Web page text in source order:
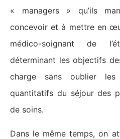
« managers » qu’ils
concevoir et à mettre en
médico-soignant de
déterminant les objectifs
charge sans oublier
quantitatifs du séjour des
de soins.
Dans le même temps, on